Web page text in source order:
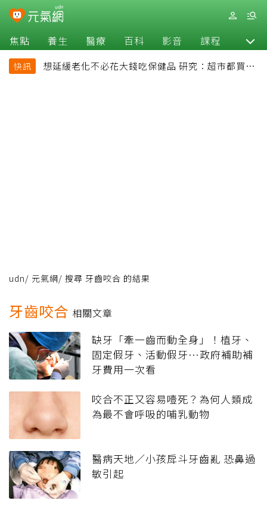
焦點 養生 醫療 百科 影音 課程 退休
快訊
想延緩老化不必花大錢吃保健品 研究：超市都買得
udn/ 元氣網/ 搜尋 牙齒咬合 的結果
牙齒咬合 相關文章
缺牙「牽一齒而動全身」！植牙、
固定假牙、活動假牙…政府補助補
牙費用一次看
咬合不正又容易噎死？為何人類成
為最不會呼吸的哺乳動物
醫病天地／小孩戽斗牙齒亂 恐鼻過
敏引起